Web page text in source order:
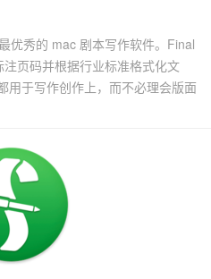
优秀的 mac 剧本写作软件。Final
页码并根据行业标准格式化文
用于写作创作上，而不必理会版面